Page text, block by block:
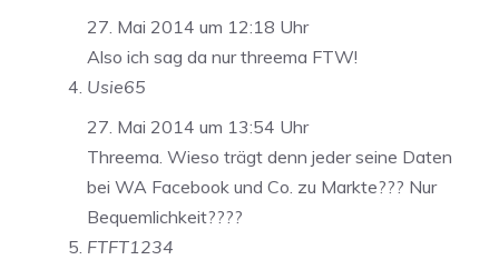
27. Mai 2014 um 12:18 Uhr
Also ich sag da nur threema FTW!
Usie65
27. Mai 2014 um 13:54 Uhr
Threema. Wieso trägt denn jeder seine Daten
bei WA Facebook und Co. zu Markte??? Nur
Bequemlichkeit????
FTFT1234